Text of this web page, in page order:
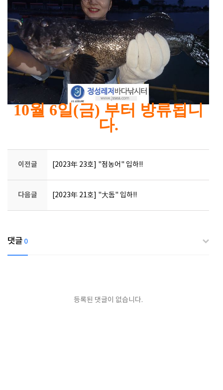
10월 6일(금) 부터 방류됩니
다.
이전글 [2023年 23호] "점농어" 입하!!
다음글 [2023年 21호] "大돔" 입하!!
댓글 0
등록된 댓글이 없습니다.